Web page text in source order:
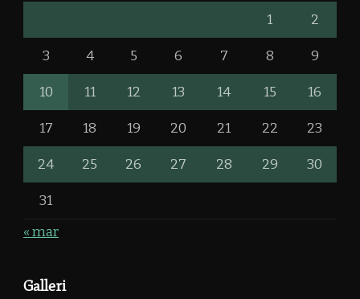
1 2
3 4 5 6 7 8 9
10 11 12 13 14 15 16
17 18 19 20 21 22 23
24 25 26 27 28 29 30
31
« mar
Galleri